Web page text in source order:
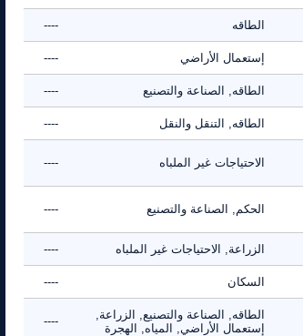
الطاقه ----
إستعمال الأراضي ----
الطاقه, الصناعة والتصنيع ----
الطاقه, التنقل والنقل ----
الاحتياجات غير الملباه ----
الحكم, الصناعة والتصنيع ----
الزراعة, الاحتياجات غير الملباه ----
السكان ----
الطاقه, الصناعة والتصنيع, الزراعة,
إستعمال الأراضي, المياه, الهجرة
----